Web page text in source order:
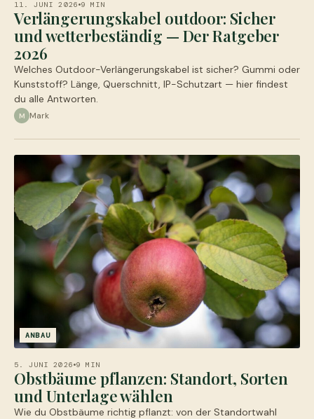
11. JUNI 2026 9 MIN
Verlängerungskabel outdoor: Sicher
und wetterbeständig — Der Ratgeber
2026
Welches Outdoor-Verlängerungskabel ist sicher? Gummi oder
Kunststoff? Länge, Querschnitt, IP-Schutzart — hier findest
du alle Antworten.
M Mark
ANBAU
5. JUNI 2026 9 MIN
Obstbäume pflanzen: Standort, Sorten
und Unterlage wählen
Wie du Obstbäume richtig pflanzt: von der Standortwahl